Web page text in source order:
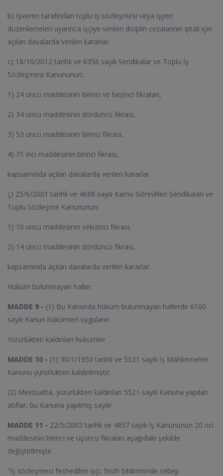
b) İşveren tarafından toplu iş sözleşmesi veya işyeri
düzenlemeleri uyarınca işçiye verilen disiplin cezalarının iptali için
açılan davalarda verilen kararlar.
c) 18/10/2012 tarihli ve 6356 sayılı Sendikalar ve Toplu İş
Sözleşmesi Kanununun;
1) 24 üncü maddesinin birinci ve beşinci fıkraları,
2) 34 üncü maddesinin dördüncü fıkrası,
3) 53 üncü maddesinin birinci fıkrası,
4) 71 inci maddesinin birinci fıkrası,
kapsamında açılan davalarda verilen kararlar.
ç) 25/6/2001 tarihli ve 4688 sayılı Kamu Görevlileri Sendikaları ve
Toplu Sözleşme Kanununun;
1) 10 uncu maddesinin sekizinci fıkrası,
2) 14 üncü maddesinin dördüncü fıkrası,
kapsamında açılan davalarda verilen kararlar.
Hüküm bulunmayan haller
MADDE 9 - (1) Bu Kanunda hüküm bulunmayan hallerde 6100
sayılı Kanun hükümleri uygulanır.
Yürürlükten kaldırılan hükümler
MADDE 10 - (1) 30/1/1950 tarihli ve 5521 sayılı İş Mahkemeleri
Kanunu yürürlükten kaldırılmıştır.
(2) Mevzuatta, yürürlükten kaldırılan 5521 sayılı Kanuna yapılan
atıflar, bu Kanuna yapılmış sayılır.
MADDE 11 - 22/5/2003 tarihli ve 4857 sayılı İş Kanununun 20 nci
maddesinin birinci ve üçüncü fıkraları aşağıdaki şekilde
değiştirilmiştir.
“İş sözleşmesi feshedilen işçi, fesih bildiriminde sebep